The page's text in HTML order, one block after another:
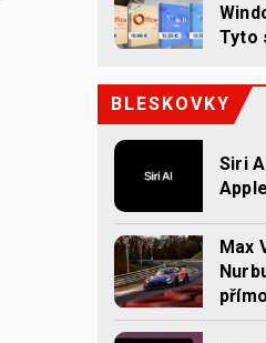
Tyto
BLESKOVKY
Siri
Apple
Max